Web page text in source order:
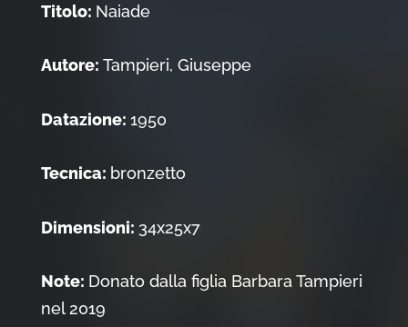
Titolo: Naiade
Autore: Tampieri, Giuseppe
Datazione: 1950
Tecnica: bronzetto
Dimensioni: 34x25x7
Note: Donato dalla figlia Barbara Tampieri
nel 2019